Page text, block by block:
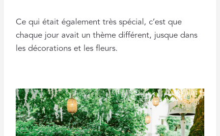
Ce qui était également très spécial, c’est que
chaque jour avait un thème différent, jusque dans
les décorations et les fleurs.